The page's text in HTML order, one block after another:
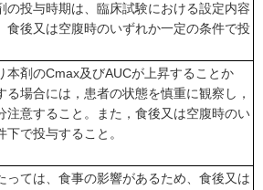
の投与時期は、臨床試験における設定内容
食後又は空腹時のいずれか一定の条件で投
本剤のCmax及びAUCが上昇することか
る場合には，患者の状態を慎重に観察し，
注意すること。また，食後又は空腹時のい
で投与すること。
っては、食事の影響があるため、食後又は